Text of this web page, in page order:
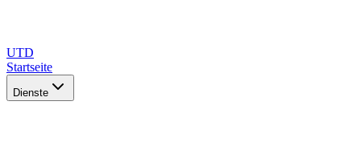
UTD
Startseite
Dienste